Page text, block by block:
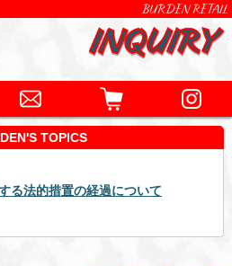
BURDEN RETAIL
TOPICS
る法的措置の経過について